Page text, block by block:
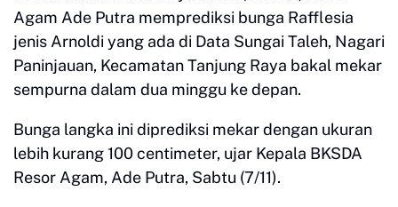
Agam Ade Putra memprediksi bunga Rafflesia
jenis Arnoldi yang ada di Data Sungai Taleh, Nagari
Paninjauan, Kecamatan Tanjung Raya bakal mekar
sempurna dalam dua minggu ke depan.
Bunga langka ini diprediksi mekar dengan ukuran
lebih kurang 100 centimeter, ujar Kepala BKSDA
Resor Agam, Ade Putra, Sabtu (7/11).